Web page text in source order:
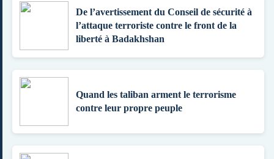
De l’avertissement du Conseil de sécurité à
l’attaque terroriste contre le front de la
liberté à Badakhshan
Quand les taliban arment le terrorisme
contre leur propre peuple